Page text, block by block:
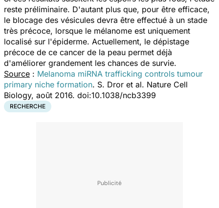
reste préliminaire. D'autant plus que, pour être efficace,
le blocage des vésicules devra être effectué à un stade
très précoce, lorsque le mélanome est uniquement
localisé sur l'épiderme. Actuellement, le dépistage
précoce de ce cancer de la peau permet déjà
d'améliorer grandement les chances de survie.
Source : Melanoma miRNA trafficking controls tumour
primary niche formation. S. Dror et al. Nature Cell
Biology, août 2016. doi:10.1038/ncb3399
RECHERCHE